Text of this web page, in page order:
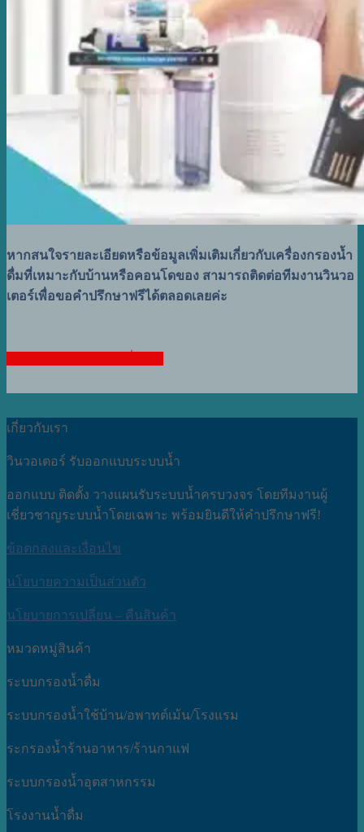
หากสนใจรายละเอียดหรือข้อมูลเพิ่มเติมเกี่ยวกับเครื่องกรองน้ำ
ดื่มที่เหมาะกับบ้านหรือคอนโดของ สามารถติดต่อทีมงานวินวอ
เตอร์เพื่อขอคำปรึกษาฟรีได้ตลอดเลยค่ะ
เกี่ยวกับเรา
วินวอเตอร์ รับออกแบบระบบน้ำ
ออกแบบ ติดตั้ง วางแผนรับระบบน้ำครบวงจร โดยทีมงานผู้
เชี่ยวชาญระบบน้ำโดยเฉพาะ พร้อมยินดีให้คำปรึกษาฟรี!
ข้อตกลงและเงื่อนไข
นโยบายความเป็นส่วนตัว
นโยบายการเปลี่ยน – คืนสินค้า
หมวดหมู่สินค้า
ระบบกรองน้ำดื่ม
ระบบกรองน้ำใช้บ้าน/อพาทต์เม้น/โรงแรม
ระกรองน้ำร้านอาหาร/ร้านกาแฟ
ระบบกรองน้ำอุตสาหกรรม
โรงงานน้ำดื่ม